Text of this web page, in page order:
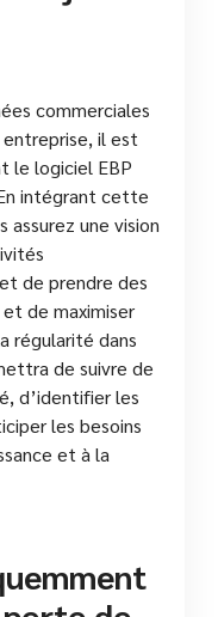
commerciales
il est
le logiciel EBP
intégrant cette
une vision
de prendre des
de maximiser
régularité dans
de suivre de
d’identifier les
les besoins
et à la